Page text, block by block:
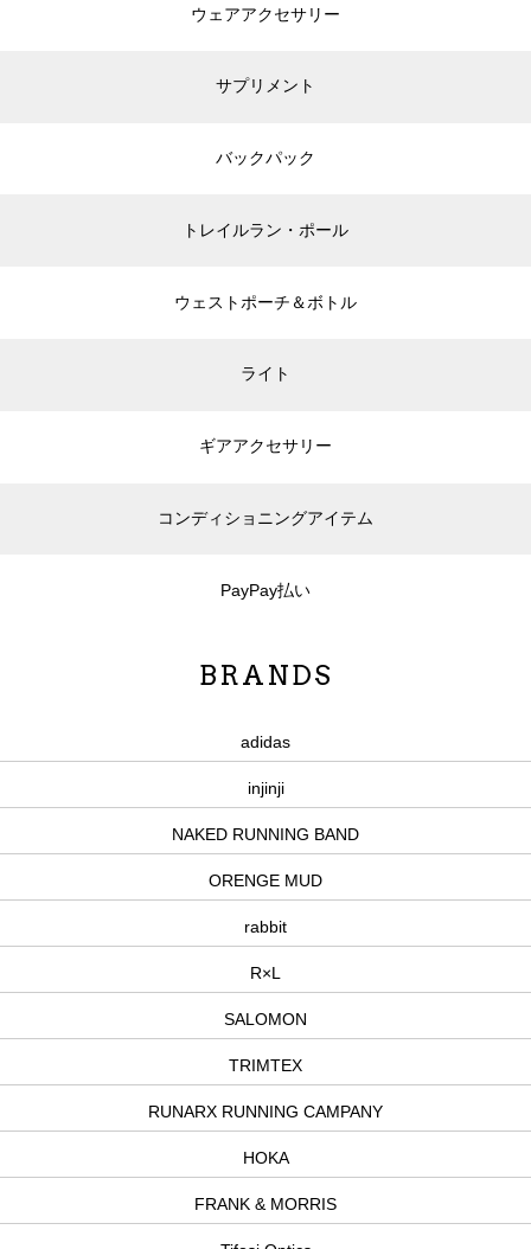
ウェアアクセサリー
サプリメント
バックパック
トレイルラン・ポール
ウェストポーチ＆ボトル
ライト
ギアアクセサリー
コンディショニングアイテム
PayPay払い
BRANDS
adidas
injinji
NAKED RUNNING BAND
ORENGE MUD
rabbit
R×L
SALOMON
TRIMTEX
RUNARX RUNNING CAMPANY
HOKA
FRANK & MORRIS